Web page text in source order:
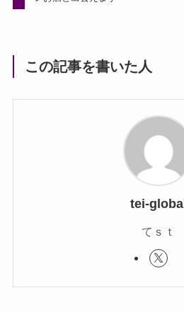
この記事を書いた人
tei-global
てｓｔ